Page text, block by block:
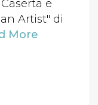
e
Artist" di
More